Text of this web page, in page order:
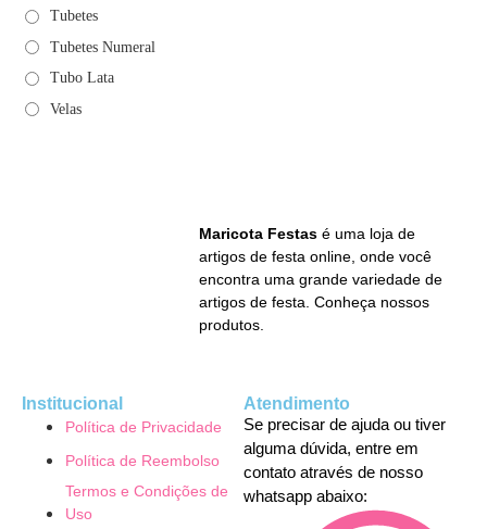
Tubetes
Tubetes Numeral
Tubo Lata
Velas
Maricota Festas é uma loja de
artigos de festa online, onde você
encontra uma grande variedade de
artigos de festa. Conheça nossos
produtos.
Institucional
Política de Privacidade
Política de Reembolso
Termos e Condições de
Uso
Atendimento
Se precisar de ajuda ou tiver
alguma dúvida, entre em
contato através de nosso
whatsapp abaixo: